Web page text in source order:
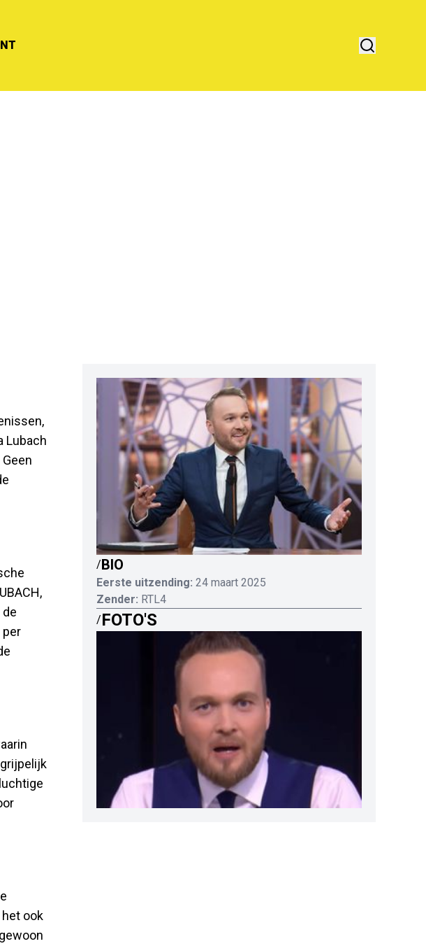
Lubach
per
ook
/BIO
Eerste uitzending: 24 maart 2025
Zender: RTL4
/FOTO'S